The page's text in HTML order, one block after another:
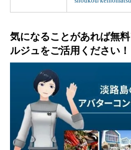
気になることがあれば無
ルジュをご活用ください！